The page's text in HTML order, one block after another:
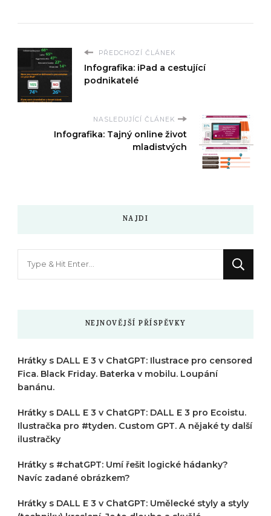
PŘEDCHOZÍ ČLÁNEK
Infografika: iPad a cestující
podnikatelé
NASLEDUJÍCÍ ČLÁNEK
Infografika: Tajný online život
mladistvých
NAJDI
NEJNOVĚJŠÍ PŘÍSPĚVKY
Hrátky s DALL E 3 v ChatGPT: Ilustrace pro censored
Fica. Black Friday. Baterka v mobilu. Loupání
banánu.
Hrátky s DALL E 3 v ChatGPT: DALL E 3 pro Ecoistu.
Ilustračka pro #tyden. Custom GPT. A nějaké ty další
ilustračky
Hrátky s #chatGPT: Umí řešit logické hádanky?
Navíc zadané obrázkem?
Hrátky s DALL E 3 v ChatGPT: Umělecké styly a styly